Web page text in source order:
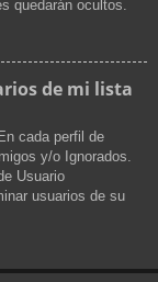
quedarán ocultos.
de mi lista
cada perfil de
y/o Ignorados.
Usuario
usuarios de su